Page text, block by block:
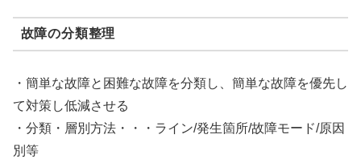
故障の分類整理
・簡単な故障と困難な故障を分類し、簡単な故障を優先し
て対策し低減させる
・分類・層別方法・・・ライン/発生箇所/故障モード/原因
別等